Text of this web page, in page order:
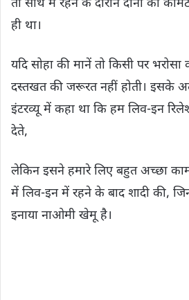
तो साथ में रहने के दौरान दोनों का
ही था।
यदि सोहा की मानें तो किसी पर
दस्तखत की जरूरत नहीं होती। इसके
इंटरव्यू में कहा था कि हम लिव-इन
देते,
लेकिन इसने हमारे लिए बहुत अच्छा
में लिव-इन में रहने के बाद शादी की,
इनाया नाओमी खेमू है।